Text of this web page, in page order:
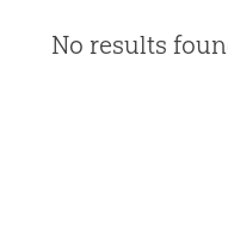
No results